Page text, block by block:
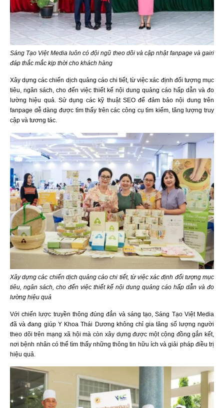
Sáng Tạo Việt Media luôn có đội ngũ theo dõi và cập nhật fanpage và gairi
đáp thắc mắc kịp thời cho khách hàng
Xây dựng các chiến dịch quảng cáo chi tiết, từ việc xác định đối tượng mục
tiêu, ngân sách, cho đến việc thiết kế nội dung quảng cáo hấp dẫn và đo
lường hiệu quả. Sử dụng các kỹ thuật SEO để đảm bảo nội dung trên
fanpage dễ dàng được tìm thấy trên các công cụ tìm kiếm, tăng lượng truy
cập và tương tác.
Xây dựng các chiến dịch quảng cáo chi tiết, từ việc xác định đối tượng mục
tiêu, ngân sách, cho đến việc thiết kế nội dung quảng cáo hấp dẫn và đo
lường hiệu quả
Với chiến lược truyền thông đúng đắn và sáng tạo, Sáng Tạo Việt Media
đã và đang giúp Y Khoa Thái Dương không chỉ gia tăng số lượng người
theo dõi trên mạng xã hội mà còn xây dựng được một cộng đồng gắn kết,
nơi bệnh nhân có thể tìm thấy những thông tin hữu ích và giải pháp điều trị
hiệu quả.